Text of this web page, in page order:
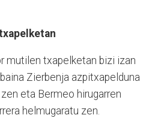
mutilen txapelketan bizi izan
Zierbenja azpitxapelduna
eta Bermeo hirugarren
helmugaratu zen.